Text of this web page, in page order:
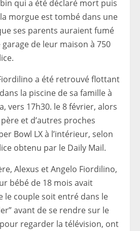
qui a été déclaré mort puis
morgue est tombé dans une
ses parents auraient fumé
garage de leur maison à 750
a été retrouvé flottant
la piscine de sa famille à
vers 17h30. le 8 février, alors
et d’autres proches
Bowl LX à l’intérieur, selon
obtenu par le Daily Mail.
Alexus et Angelo Fiordilino,
bébé de 18 mois avait
le couple soit entré dans le
avant de se rendre sur le
regarder la télévision, ont